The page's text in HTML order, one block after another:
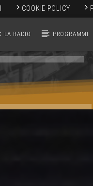
COOKIE POLICY
LA RADIO PROGRAMMI